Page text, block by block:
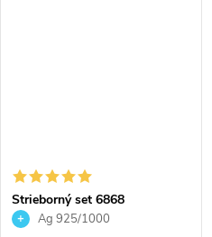
Strieborný set 6868
Ag 925/1000